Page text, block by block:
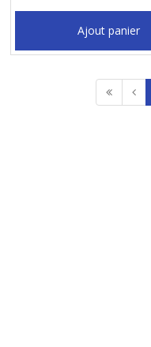
Ajout panier